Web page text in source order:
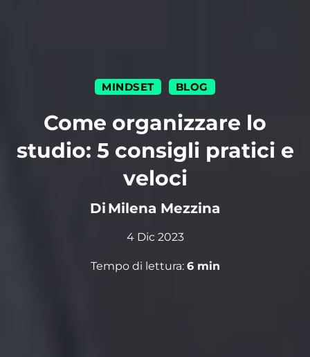
MINDSET BLOG
Come organizzare lo
studio: 5 consigli pratici e
veloci
Di Milena Mezzina
4 Dic 2023
Tempo di lettura: 6min